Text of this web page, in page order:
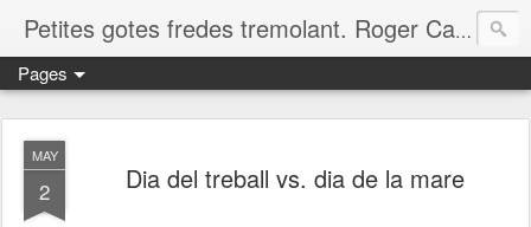
Petites gotes fredes tremolant. Roger Casero Gumbau. Girona
Pages
MAY
2 Dia del treball vs. dia de la mare